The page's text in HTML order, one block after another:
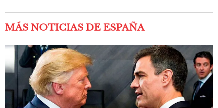
MÁS NOTICIAS DE ESPAÑA